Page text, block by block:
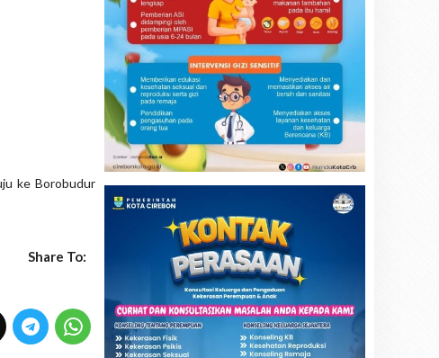
ke Borobudur
Share To: